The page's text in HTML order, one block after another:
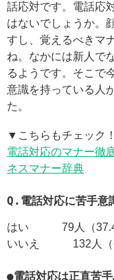
話応対です。電話応
はないでしょうか。
すし、覚えるべきマ
ね。なかには新人で
るようです。そこで
意識を持っている人
た。
▼こちらもチェック！
電話対応のマナー徹
ネスマナー辞典
Q.電話対応に苦手意
はい 79人（37.4
いいえ 132人（
●電話対応は正直苦